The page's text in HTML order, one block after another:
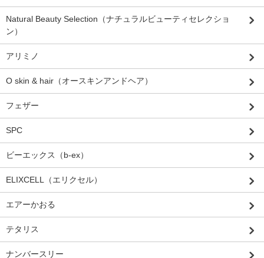
Natural Beauty Selection（ナチュラルビューティセレクショ
ン）
アリミノ
O skin & hair（オースキンアンドヘア）
フェザー
SPC
ビーエックス（b-ex）
ELIXCELL（エリクセル）
エアーかおる
テタリス
ナンバースリー